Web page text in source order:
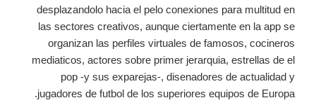
desplazandolo hacia el pelo conexiones para multitud en
las sectores creativos, aunque ciertamente en la app se
organizan las perfiles virtuales de famosos, cocineros
mediaticos, actores sobre primer jerarquia, estrellas de el
pop -y sus exparejas-, disenadores de actualidad y
jugadores de futbol de los superiores equipos de Europa.